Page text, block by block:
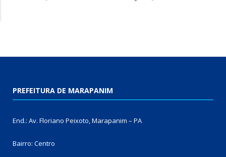
PREFEITURA DE MARAPANIM
End.: Av. Floriano Peixoto, Marapanim – PA
Bairro: Centro